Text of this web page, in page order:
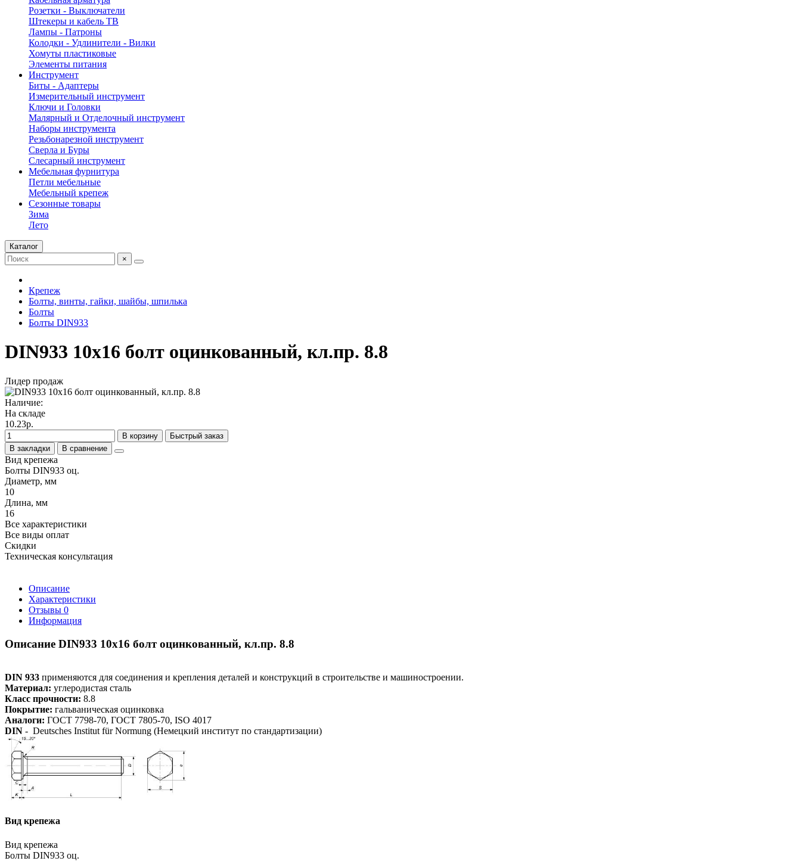
Розетки - Выключатели
Штекеры и кабель ТВ
Лампы - Патроны
Колодки - Удлинители - Вилки
Хомуты пластиковые
Элементы питания
Инструмент
Биты - Адаптеры
Измерительный инструмент
Ключи и Головки
Малярный и Отделочный инструмент
Наборы инструмента
Резьбонарезной инструмент
Сверла и Буры
Слесарный инструмент
Мебельная фурнитура
Петли мебельные
Мебельный крепеж
Сезонные товары
Зима
Лето
Каталог
×
Крепеж
Болты, винты, гайки, шайбы, шпилька
Болты
Болты DIN933
DIN933 10х16 болт оцинкованный, кл.пр. 8.8
Лидер продаж
Наличие:
На складе
10.23р.
В корзину
Быстрый заказ
В закладки
В сравнение
Вид крепежа
Болты DIN933 оц.
Диаметр, мм
10
Длина, мм
16
Все характеристики
Все виды оплат
Скидки
Техническая консультация
Описание
Характеристики
Отзывы 0
Информация
Описание DIN933 10х16 болт оцинкованный, кл.пр. 8.8
DIN 933 применяются для соединения и крепления деталей и конструкций в строительстве и машиностроении.
Материал: углеродистая сталь
Класс прочности: 8.8
Покрытие: гальваническая оцинковка
Аналоги: ГОСТ 7798-70, ГОСТ 7805-70, ISO 4017
DIN - Deutsches Institut für Normung (Немецкий институт по стандартизации)
Вид крепежа
Вид крепежа
Болты DIN933 оц.